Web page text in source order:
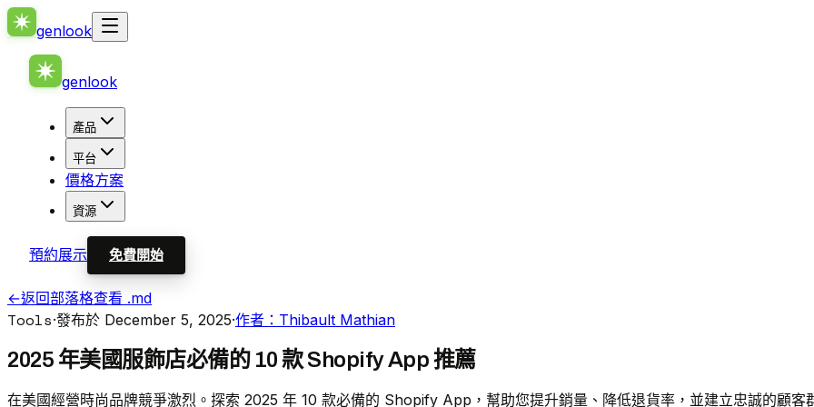
genlook
genlook
產品
平台
價格方案
資源
預約展示 免費開始
←返回部落格查看 .md
Tools·發布於 December 5, 2025·作者：Thibault Mathian
2025 年美國服飾店必備的 10 款 Shopify App 推薦
在美國經營時尚品牌競爭激烈。探索 2025 年 10 款必備的 Shopify App，幫助您提升銷量、降低退貨率，並建立忠誠的顧客